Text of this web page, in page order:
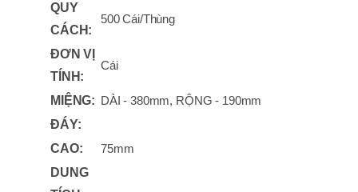
QUY
CÁCH:
500 Cái/Thùng
ĐƠN VỊ
TÍNH:
Cái
MIỆNG: DÀI - 380mm, RỘNG - 190mm
ĐÁY:
CAO:
75mm
DUNG